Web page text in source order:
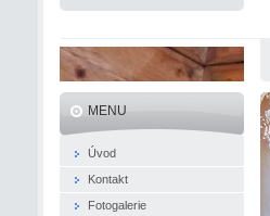
MENU
Úvod
Kontakt
Fotogalerie